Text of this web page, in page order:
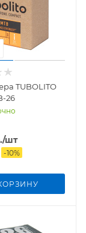
TUBOLITO
26
/шт
-10%